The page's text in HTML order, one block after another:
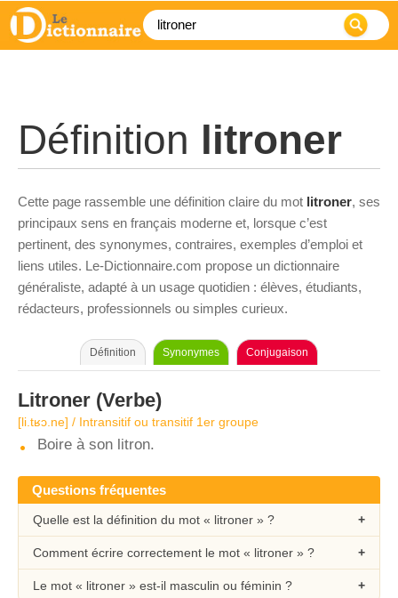
Définition litroner
Cette page rassemble une définition claire du mot litroner, ses
principaux sens en français moderne et, lorsque c’est
pertinent, des synonymes, contraires, exemples d’emploi et
liens utiles. Le-Dictionnaire.com propose un dictionnaire
généraliste, adapté à un usage quotidien : élèves, étudiants,
rédacteurs, professionnels ou simples curieux.
Définition Synonymes Conjugaison
Litroner (Verbe)
[li.tʁɔ.ne] / Intransitif ou transitif 1er groupe
Boire à son litron.
Questions fréquentes
Quelle est la définition du mot « litroner » ?
Comment écrire correctement le mot « litroner » ?
Le mot « litroner » est-il masculin ou féminin ?